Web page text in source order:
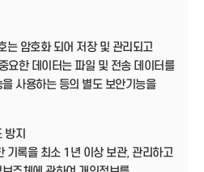
는 암호화 되어 저장 및 관리되고
요한 데이터는 파일 및 전송 데이터를
사용하는 등의 별도 보안기능을
방지
기록을 최소 1년 이상 보관, 관리하고